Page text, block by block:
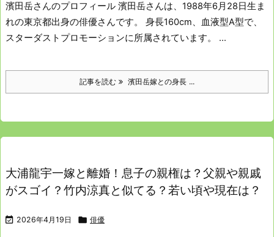
濱田岳さんのプロフィール 濱田岳さんは、1988年6月28日生ま
れの東京都出身の俳優さんです。
身長160cm、血液型A型で、
スターダストプロモーションに所属されています。 ...
記事を読む 濱田岳嫁との身長 ...
大浦龍宇一嫁と離婚！息子の親権は？父親や親戚
がスゴイ？竹内涼真と似てる？若い頃や現在は？
 2026年4月19日  俳優